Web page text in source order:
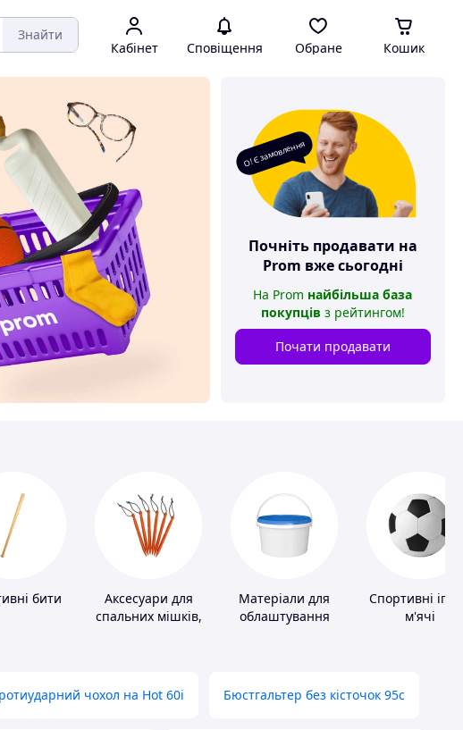
Знайти
Кабінет Сповіщення Обране Кошик
О! Є замовлення
Почніть продавати на
Prom вже сьогодні
На Prom найбільша база
покупців з рейтингом!
Почати продавати
бити
Аксесуари для
спальних мішків,
Матеріали для
облаштування
Спортивні
м'ячі
чохол на Hot 60i Бюстгальтер без кісточок 95с